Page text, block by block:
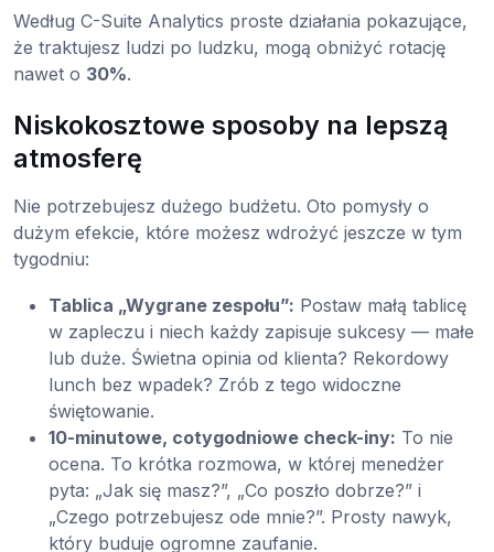
Według C-Suite Analytics proste działania pokazujące,
że traktujesz ludzi po ludzku, mogą obniżyć rotację
nawet o 30%.
Niskokosztowe sposoby na lepszą
atmosferę
Nie potrzebujesz dużego budżetu. Oto pomysły o
dużym efekcie, które możesz wdrożyć jeszcze w tym
tygodniu:
Tablica „Wygrane zespołu”: Postaw małą tablicę
w zapleczu i niech każdy zapisuje sukcesy — małe
lub duże. Świetna opinia od klienta? Rekordowy
lunch bez wpadek? Zrób z tego widoczne
świętowanie.
10-minutowe, cotygodniowe check-iny: To nie
ocena. To krótka rozmowa, w której menedżer
pyta: „Jak się masz?”, „Co poszło dobrze?” i
„Czego potrzebujesz ode mnie?”. Prosty nawyk,
który buduje ogromne zaufanie.